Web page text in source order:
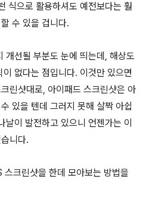
식으로 활용하셔도 예전보다는 훨
수 있을 겁니다.
개선될 부분도 눈에 띄는데, 해상도
없다는 점입니다. 이것만 있으면
린샷대로, 아이패드 스크린샷은 아
있을 텐데 그러지 못해 살짝 아쉽
이 발전하고 있으니 언젠가는 이
니다.
크린샷을 한데 모아보는 방법을